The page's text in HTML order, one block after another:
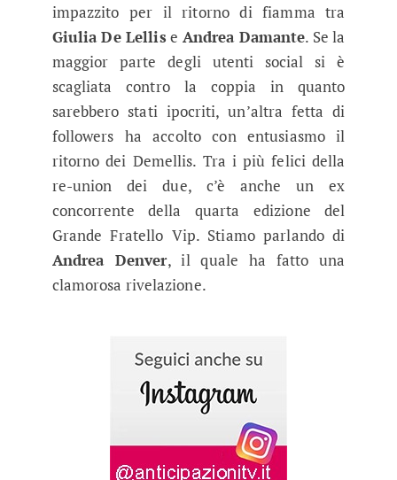
impazzito per il ritorno di fiamma tra
Giulia De Lellis e Andrea Damante. Se la
maggior parte degli utenti social si è
scagliata contro la coppia in quanto
sarebbero stati ipocriti, un’altra fetta di
followers ha accolto con entusiasmo il
ritorno dei Demellis. Tra i più felici della
re-union dei due, c’è anche un ex
concorrente della quarta edizione del
Grande Fratello Vip. Stiamo parlando di
Andrea Denver, il quale ha fatto una
clamorosa rivelazione.